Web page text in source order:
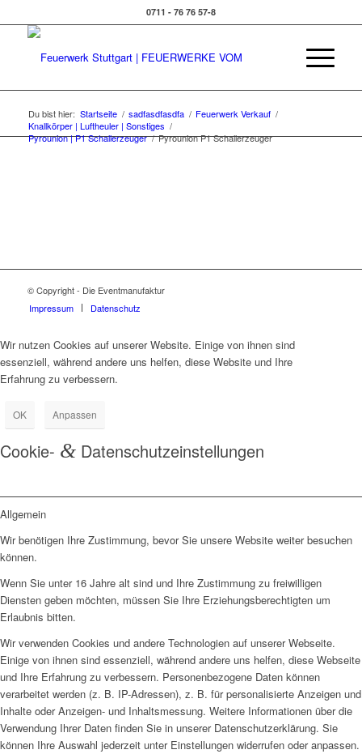
0711 - 76 76 57-8
Du bist hier: Startseite / sadfasdfasdfa / Feuerwerk Verkauf /
Knallkörper | Luftheuler | Sonstiges /
Pyrounion | P1 Schallerzeuger / Pyrounion P1 Schallerzeuger
© Copyright - Die Eventmanufaktur
Impressum
Datenschutz
Wir nutzen Cookies auf unserer Website. Einige von ihnen sind
essenziell, während andere uns helfen, diese Website und Ihre
Erfahrung zu verbessern.
OK Anpassen
Cookie- & Datenschutzeinstellungen
Allgemein
Wir benötigen Ihre Zustimmung, bevor Sie unsere Website weiter besuchen
können.
Wenn Sie unter 16 Jahre alt sind und Ihre Zustimmung zu freiwilligen
Diensten geben möchten, müssen Sie Ihre Erziehungsberechtigten um
Erlaubnis bitten.
Wir verwenden Cookies und andere Technologien auf unserer Webseite.
Einige von ihnen sind essenziell, während andere uns helfen, diese Webseite
und Ihre Erfahrung zu verbessern. Personenbezogene Daten können
verarbeitet werden (z. B. IP-Adressen), z. B. für personalisierte Anzeigen und
Inhalte oder Anzeigen- und Inhaltsmessung. Weitere Informationen über die
Verwendung Ihrer Daten finden Sie in unserer Datenschutzerklärung. Sie
können Ihre Auswahl jederzeit unter Einstellungen widerrufen oder anpassen.